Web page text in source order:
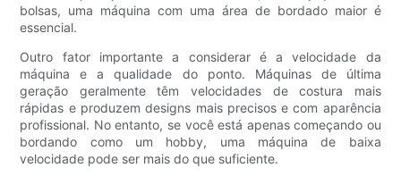
bolsas, uma máquina com uma área de bordado maior é
essencial.
Outro fator importante a considerar é a velocidade da
máquina e a qualidade do ponto. Máquinas de última
geração geralmente têm velocidades de costura mais
rápidas e produzem designs mais precisos e com aparência
profissional. No entanto, se você está apenas começando ou
bordando como um hobby, uma máquina de baixa
velocidade pode ser mais do que suficiente.